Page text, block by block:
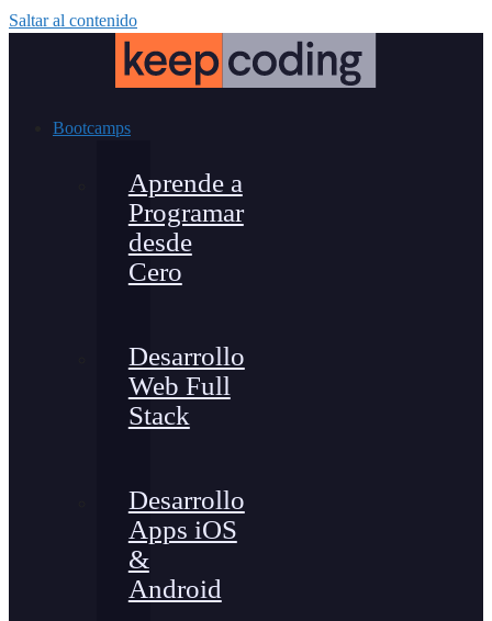
Saltar al contenido
Bootcamps
Aprende a
Programar
desde
Cero
Desarrollo
Web Full
Stack
Desarrollo
Apps iOS
&
Android